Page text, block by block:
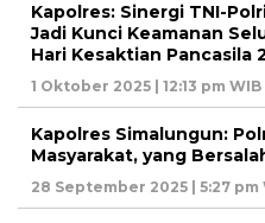
Kapolres: Sinergi TNI-
Jadi Kunci Keamanan
Hari Kesaktian Pancasila
1 Oktober 2025 | 12:13 pm WIB
Kapolres Simalungun:
Masyarakat, yang
28 September 2025 | 5:27 pm